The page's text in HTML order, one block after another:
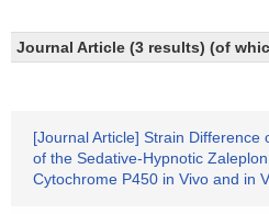
Journal Article (3 results) (of
[Journal Article] Strain Difference
of the Sedative-Hypnotic
Cytochrome P450 in Vivo and in